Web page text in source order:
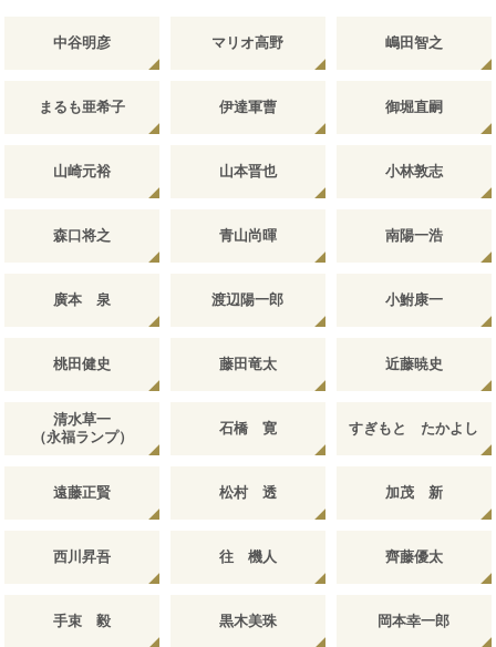
中谷明彦 マリオ高野 嶋田智之
まるも亜希子 伊達軍曹 御堀直嗣
山崎元裕 山本晋也 小林敦志
森口将之 青山尚暉 南陽一浩
廣本 泉 渡辺陽一郎 小鮒康一
桃田健史 藤田竜太 近藤暁史
清水草一
（永福ランプ）
石橋 寛 すぎもと たかよし
遠藤正賢 松村 透 加茂 新
西川昇吾 往 機人 齊藤優太
手束 毅 黒木美珠 岡本幸一郎